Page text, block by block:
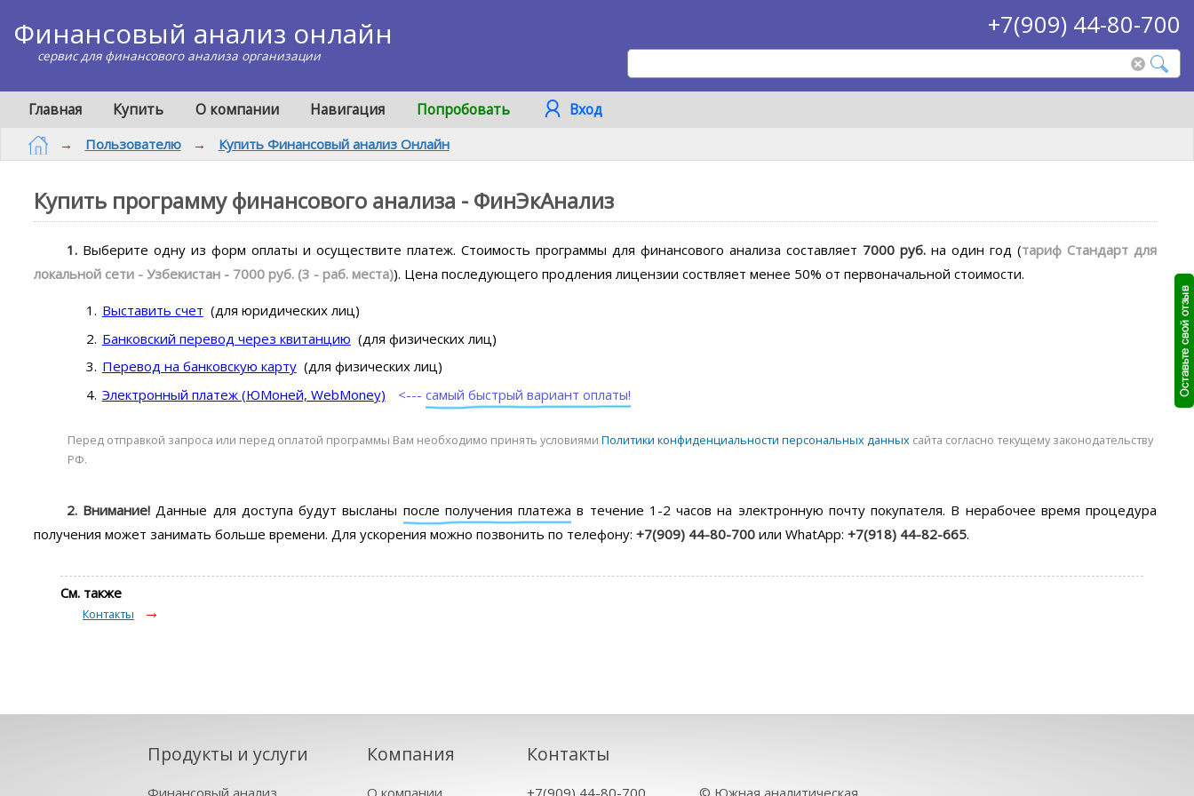
Финансовый анализ онлайн
сервис для финансового анализа организации
+7(909) 44-80-700
Главная Купить О компании Навигация Попробовать Вход
→ Пользователю → Купить Финансовый анализ Онлайн
Купить программу финансового анализа - ФинЭкАнализ
1. Выберите одну из форм оплаты и осуществите платеж. Стоимость программы для финансового анализа составляет 7000 руб. на один год(тариф Стандарт для
локальной сети - Узбекистан - 7000 руб. (3 - раб. места)). Цена последующего продления лицензии соствляет менее 50% от первоначальной стоимости.
Выставить счет (для юридических лиц)
Банковский перевод через квитанцию (для физических лиц)
Перевод на банковскую карту(для физических лиц)
Электронный платеж (ЮМоней, WebMoney)
<---самый быстрый вариант оплаты!
Перед отправкой запроса или перед оплатой программы Вам необходимо принять условиями Политики конфиденциальности персональных данныхсайта согласно текущему законодательству
РФ.
2. Внимание! Данные для доступа будут высланы после получения платежа в течение 1-2 часов на электронную почту покупателя. В нерабочее время процедура
получения может занимать больше времени. Для ускорения можно позвонить по телефону: +7(909) 44-80-700или WhatApp: +7(918) 44-82-665.
См. также
Контакты
Продукты и услуги Компания Контакты